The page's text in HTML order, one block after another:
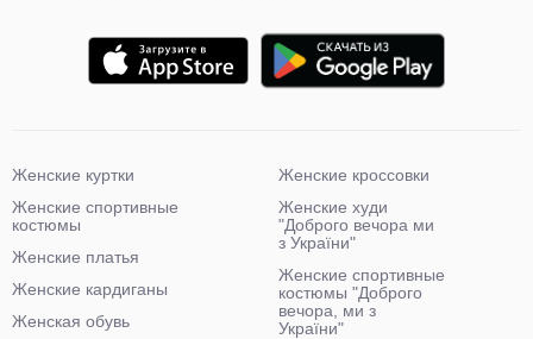
Женские куртки
Женские спортивные
костюмы
Женские платья
Женские кардиганы
Женская обувь
Женские кроссовки
Женские худи
"Доброго вечора ми
з України"
Женские спортивные
костюмы "Доброго
вечора, ми з
України"